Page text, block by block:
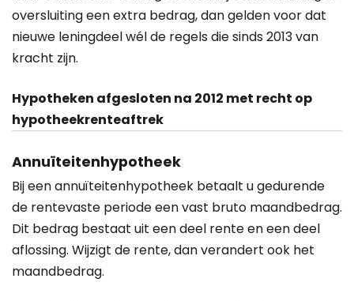
oversluiting een extra bedrag, dan gelden voor dat
nieuwe leningdeel wél de regels die sinds 2013 van
kracht zijn.
Hypotheken afgesloten na 2012 met recht op
hypotheekrenteaftrek
Annuïteitenhypotheek
Bij een annuïteitenhypotheek betaalt u gedurende
de rentevaste periode een vast bruto maandbedrag.
Dit bedrag bestaat uit een deel rente en een deel
aflossing. Wijzigt de rente, dan verandert ook het
maandbedrag.